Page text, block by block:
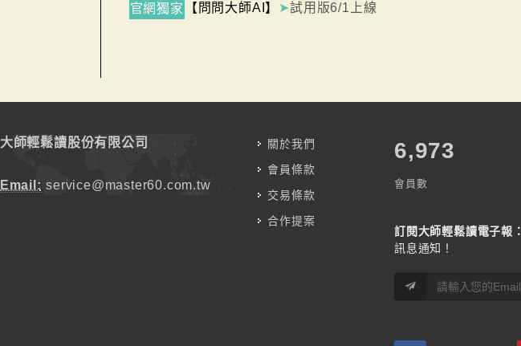
官網獨家 【問問大師AI】 ➤試用版6/1上線
大師輕鬆讀股份有限公司
Email: service@master60.com.tw
關於我們
會員條款
交易條款
合作提案
7,787
會員數
訂閱大師輕鬆讀電子報：
訊息通知！